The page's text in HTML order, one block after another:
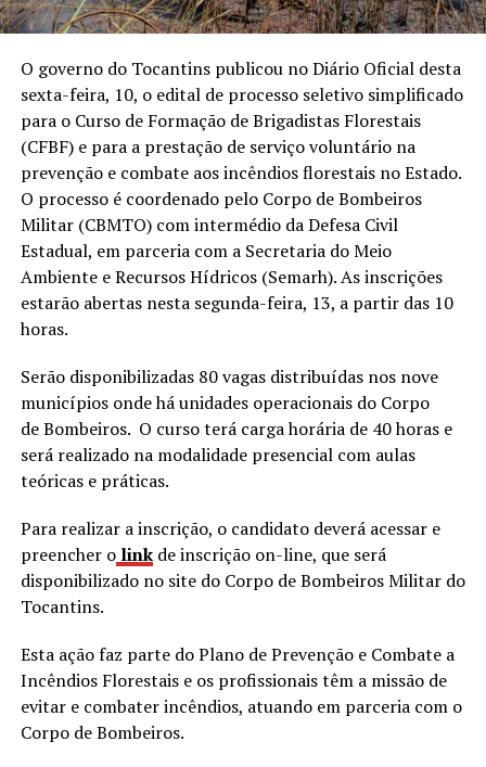
O governo do Tocantins publicou no Diário Oficial desta
sexta-feira, 10, o edital de processo seletivo simplificado
para o Curso de Formação de Brigadistas Florestais
(CFBF) e para a prestação de serviço voluntário na
prevenção e combate aos incêndios florestais no Estado.
O processo é coordenado pelo Corpo de Bombeiros
Militar (CBMTO) com intermédio da Defesa Civil
Estadual, em parceria com a Secretaria do Meio
Ambiente e Recursos Hídricos (Semarh). As inscrições
estarão abertas nesta segunda-feira, 13, a partir das 10
horas.
Serão disponibilizadas 80 vagas distribuídas nos nove
municípios onde há unidades operacionais do Corpo
de Bombeiros. O curso terá carga horária de 40 horas e
será realizado na modalidade presencial com aulas
teóricas e práticas.
Para realizar a inscrição, o candidato deverá acessar e
preencher o linkde inscrição on-line, que será
disponibilizado no site do Corpo de Bombeiros Militar do
Tocantins.
Esta ação faz parte do Plano de Prevenção e Combate a
Incêndios Florestais e os profissionais têm a missão de
evitar e combater incêndios, atuando em parceria com o
Corpo de Bombeiros.